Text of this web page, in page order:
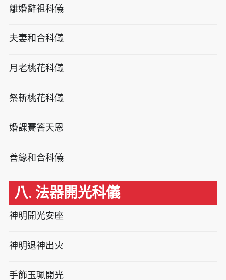
離婚辭祖科儀
夫妻和合科儀
月老桃花科儀
祭斬桃花科儀
婚課賽答天恩
善緣和合科儀
八. 法器開光科儀
神明開光安座
神明退神出火
手飾玉珮開光